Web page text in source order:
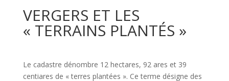
VERGERS ET LES
« TERRAINS PLANTÉS »
Le cadastre dénombre 12 hectares, 92 ares et 39
centiares de « terres plantées ». Ce terme désigne des